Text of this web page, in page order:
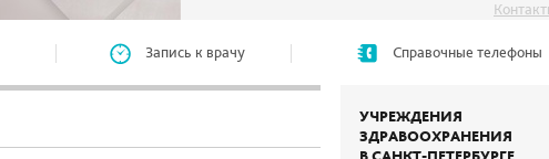
Запись к врачу Справочные телефоны
УЧРЕЖДЕНИЯ
ЗДРАВООХРАНЕНИЯ